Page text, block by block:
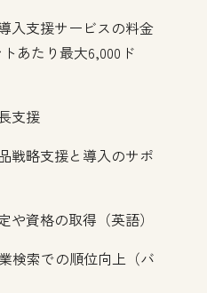
入支援サービスの料金
あたり最大6,000ド
支援
戦略支援と導入のサポ
や資格の取得（英語）
検索での順位向上（バ